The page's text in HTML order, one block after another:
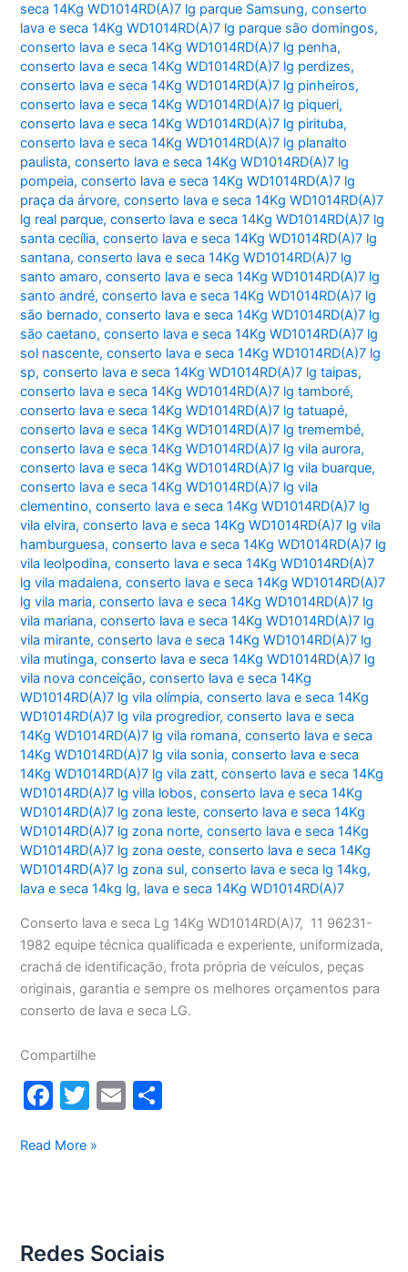
seca 14Kg WD1014RD(A)7 lg parque Samsung,conserto
lava e seca 14Kg WD1014RD(A)7 lg parque são domingos,
conserto lava e seca 14Kg WD1014RD(A)7 lg penha,
conserto lava e seca 14Kg WD1014RD(A)7 lg perdizes,
conserto lava e seca 14Kg WD1014RD(A)7 lg pinheiros,
conserto lava e seca 14Kg WD1014RD(A)7 lg piqueri,
conserto lava e seca 14Kg WD1014RD(A)7 lg pirituba,
conserto lava e seca 14Kg WD1014RD(A)7 lg planalto
paulista,conserto lava e seca 14Kg WD1014RD(A)7 lg
pompeia,conserto lava e seca 14Kg WD1014RD(A)7 lg
praça da árvore,conserto lava e seca 14Kg WD1014RD(A)7
lg real parque,conserto lava e seca 14Kg WD1014RD(A)7 lg
santa cecília,conserto lava e seca 14Kg WD1014RD(A)7 lg
santana,conserto lava e seca 14Kg WD1014RD(A)7 lg
santo amaro,conserto lava e seca 14Kg WD1014RD(A)7 lg
santo andré,conserto lava e seca 14Kg WD1014RD(A)7 lg
são bernado,conserto lava e seca 14Kg WD1014RD(A)7 lg
são caetano,conserto lava e seca 14Kg WD1014RD(A)7 lg
sol nascente,conserto lava e seca 14Kg WD1014RD(A)7 lg
sp,conserto lava e seca 14Kg WD1014RD(A)7 lg taipas,
conserto lava e seca 14Kg WD1014RD(A)7 lg tamboré,
conserto lava e seca 14Kg WD1014RD(A)7 lg tatuapé,
conserto lava e seca 14Kg WD1014RD(A)7 lg tremembé,
conserto lava e seca 14Kg WD1014RD(A)7 lg vila aurora,
conserto lava e seca 14Kg WD1014RD(A)7 lg vila buarque,
conserto lava e seca 14Kg WD1014RD(A)7 lg vila
clementino,conserto lava e seca 14Kg WD1014RD(A)7 lg
vila elvira,conserto lava e seca 14Kg WD1014RD(A)7 lg vila
hamburguesa,conserto lava e seca 14Kg WD1014RD(A)7 lg
vila leolpodina,conserto lava e seca 14Kg WD1014RD(A)7
lg vila madalena,conserto lava e seca 14Kg WD1014RD(A)7
lg vila maria,conserto lava e seca 14Kg WD1014RD(A)7 lg
vila mariana,conserto lava e seca 14Kg WD1014RD(A)7 lg
vila mirante,conserto lava e seca 14Kg WD1014RD(A)7 lg
vila mutinga,conserto lava e seca 14Kg WD1014RD(A)7 lg
vila nova conceição,conserto lava e seca 14Kg
WD1014RD(A)7 lg vila olímpia,conserto lava e seca 14Kg
WD1014RD(A)7 lg vila progredior,conserto lava e seca
14Kg WD1014RD(A)7 lg vila romana,conserto lava e seca
14Kg WD1014RD(A)7 lg vila sonia,conserto lava e seca
14Kg WD1014RD(A)7 lg vila zatt,conserto lava e seca 14Kg
WD1014RD(A)7 lg villa lobos,conserto lava e seca 14Kg
WD1014RD(A)7 lg zona leste,conserto lava e seca 14Kg
WD1014RD(A)7 lg zona norte,conserto lava e seca 14Kg
WD1014RD(A)7 lg zona oeste,conserto lava e seca 14Kg
WD1014RD(A)7 lg zona sul,conserto lava e seca lg 14kg,
lava e seca 14kg lg, lava e seca 14Kg WD1014RD(A)7
Conserto lava e seca Lg 14Kg WD1014RD(A)7, 11 96231-
1982 equipe técnica qualificada e experiente, uniformizada,
crachá de identificação, frota própria de veículos, peças
originais, garantia e sempre os melhores orçamentos para
conserto de lava e seca LG.
Compartilhe
F
c
o
T
itt
E
Conserto
14Kg
Read More »
Redes Sociais